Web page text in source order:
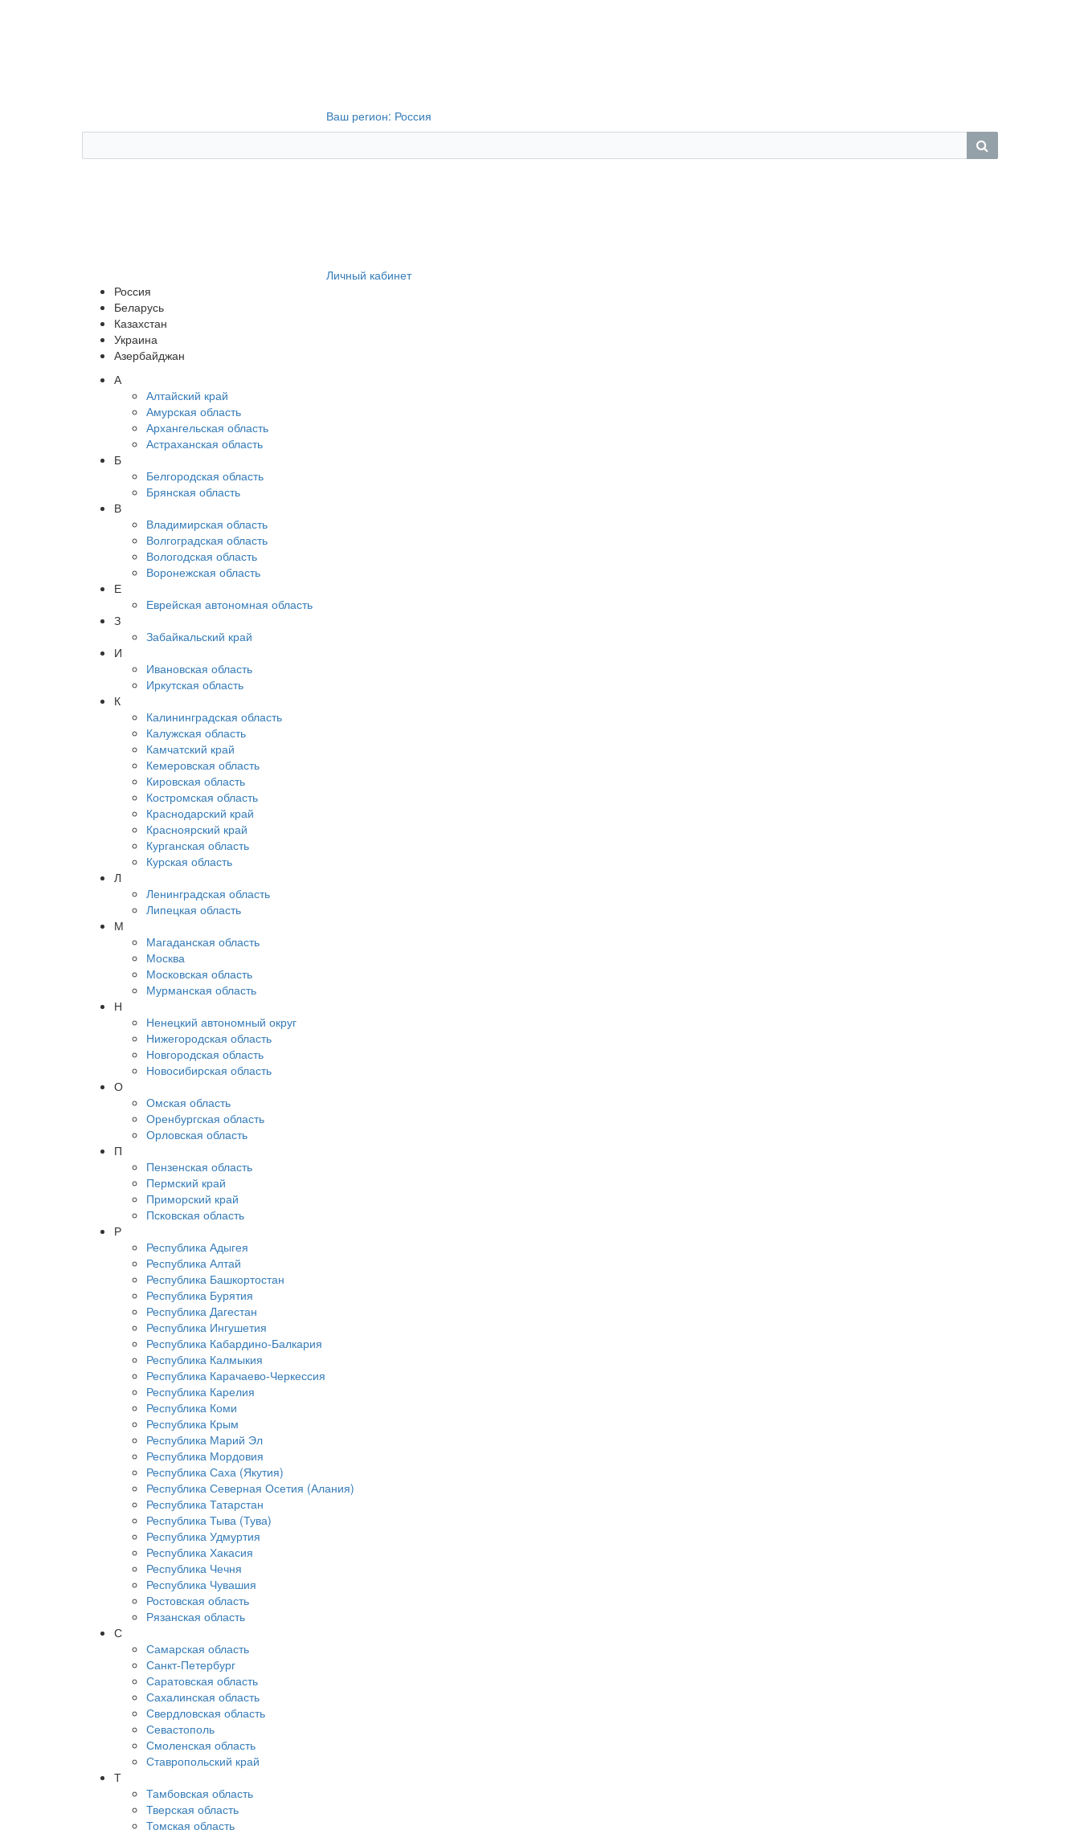
Ваш регион: Россия
Личный кабинет
Россия
Беларусь
Казахстан
Украина
Азербайджан
А
Алтайский край
Амурская область
Архангельская область
Астраханская область
Б
Белгородская область
Брянская область
В
Владимирская область
Волгоградская область
Вологодская область
Воронежская область
Е
Еврейская автономная область
З
Забайкальский край
И
Ивановская область
Иркутская область
К
Калининградская область
Калужская область
Камчатский край
Кемеровская область
Кировская область
Костромская область
Краснодарский край
Красноярский край
Курганская область
Курская область
Л
Ленинградская область
Липецкая область
М
Магаданская область
Москва
Московская область
Мурманская область
Н
Ненецкий автономный округ
Нижегородская область
Новгородская область
Новосибирская область
О
Омская область
Оренбургская область
Орловская область
П
Пензенская область
Пермский край
Приморский край
Псковская область
Р
Республика Адыгея
Республика Алтай
Республика Башкортостан
Республика Бурятия
Республика Дагестан
Республика Ингушетия
Республика Кабардино-Балкария
Республика Калмыкия
Республика Карачаево-Черкессия
Республика Карелия
Республика Коми
Республика Крым
Республика Марий Эл
Республика Мордовия
Республика Саха (Якутия)
Республика Северная Осетия (Алания)
Республика Татарстан
Республика Тыва (Тува)
Республика Удмуртия
Республика Хакасия
Республика Чечня
Республика Чувашия
Ростовская область
Рязанская область
С
Самарская область
Санкт-Петербург
Саратовская область
Сахалинская область
Свердловская область
Севастополь
Смоленская область
Ставропольский край
Т
Тамбовская область
Тверская область
Томская область